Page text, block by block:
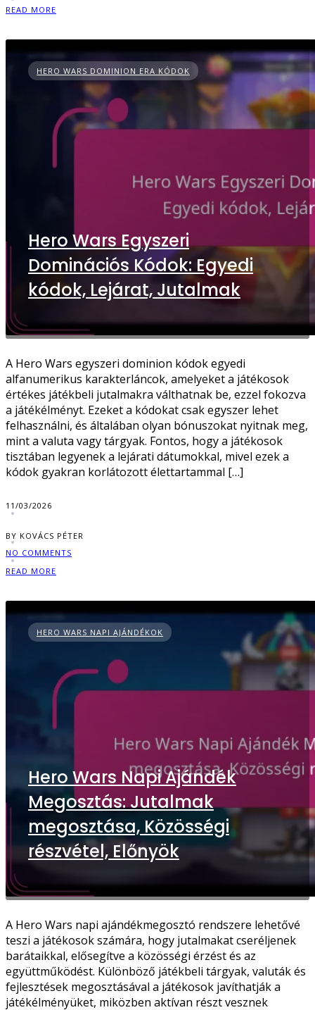
READ MORE
HERO WARS DOMINION ERA KÓDOK
Hero Wars Egyszeri
Dominációs Kódok: Egyedi
kódok, Lejárat, Jutalmak
A Hero Wars egyszeri dominion kódok egyedi
alfanumerikus karakterláncok, amelyeket a játékosok
értékes játékbeli jutalmakra válthatnak be, ezzel fokozva
a játékélményt. Ezeket a kódokat csak egyszer lehet
felhasználni, és általában olyan bónuszokat nyitnak meg,
mint a valuta vagy tárgyak. Fontos, hogy a játékosok
tisztában legyenek a lejárati dátumokkal, mivel ezek a
kódok gyakran korlátozott élettartammal […]
11/03/2026
BY KOVÁCS PÉTER
NO COMMENTS
READ MORE
HERO WARS NAPI AJÁNDÉKOK
Hero Wars Napi Ajándék
Megosztás: Jutalmak
megosztása, Közösségi
részvétel, Előnyök
A Hero Wars napi ajándékmegosztó rendszere lehetővé
teszi a játékosok számára, hogy jutalmakat cseréljenek
barátaikkal, elősegítve a közösségi érzést és az
együttműködést. Különböző játékbeli tárgyak, valuták és
fejlesztések megosztásával a játékosok javíthatják a
játékélményüket, miközben aktívan részt vesznek